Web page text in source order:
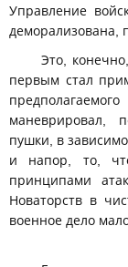
Управление
деморализована,
Это,
первым стал
маневрировал,
пушки, в
и напор, то,
принципами
Новаторств в
военное дело